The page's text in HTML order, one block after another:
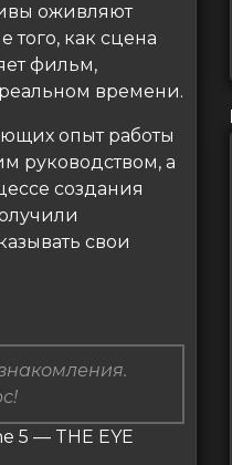
оживляют
того, как сцена
фильм,
времени.
опыт работы
руководством, а
создания
свои
5 — THE EYE